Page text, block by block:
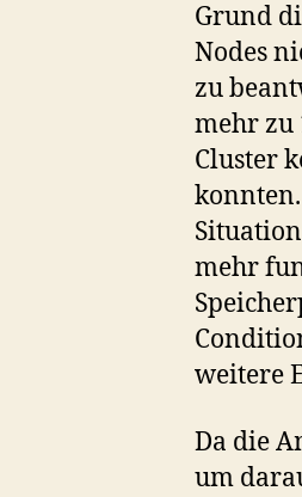
Grund
Nodes
zu
mehr zu
Cluster
mehr
weitere
Da die
um